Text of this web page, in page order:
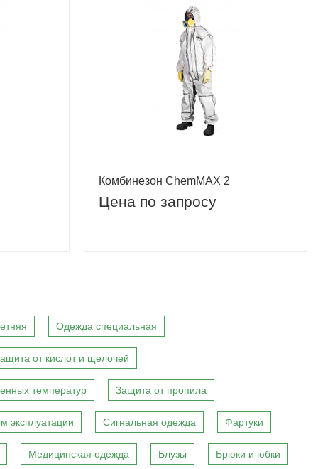
Комбинезон ChemMAX 2
Цена по запросу
Одежда специальная
от кислот и щелочей
температур Защита от пропила
эксплуатации Сигнальная одежда Фартуки
Медицинская одежда Блузы Брюки и юбки